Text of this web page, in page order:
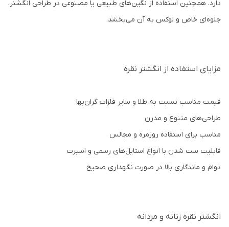
دارد. همچنین استفاده از نگین‌های طبیعی یا مصنوعی در طراحی انگشتر،
جلوه‌ای خاص و لوکس به آن می‌بخشد.
مزایای استفاده از انگشتر نقره
قیمت مناسب نسبت به طلا و سایر فلزات گران‌بها
طراحی‌های متنوع و مدرن
مناسب برای استفاده روزمره و مجالس
قابلیت ست شدن با انواع استایل‌های رسمی و اسپرت
دوام و ماندگاری بالا در صورت نگهداری صحیح
انگشتر نقره زنانه و مردانه